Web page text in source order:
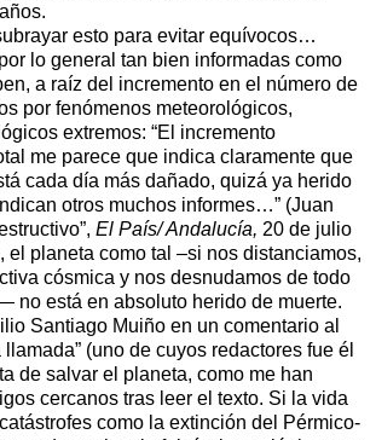
esto para evitar equívocos…
lo general tan bien informadas como
a raíz del incremento en el número de
por fenómenos meteorológicos,
extremos: “El incremento
me parece que indica claramente que
cada día más dañado, quizá ya herido
otros muchos informes…” (Juan
El País/ Andalucía, 20 de julio
el planeta como tal –si nos distanciamos,
cósmica y nos desnudamos de todo
no está en absoluto herido de muerte.
Santiago Muiño en un comentario al
(uno de cuyos redactores fue él
de salvar el planeta, como me han
cercanos tras leer el texto. Si la vida
como la extinción del Pérmico-